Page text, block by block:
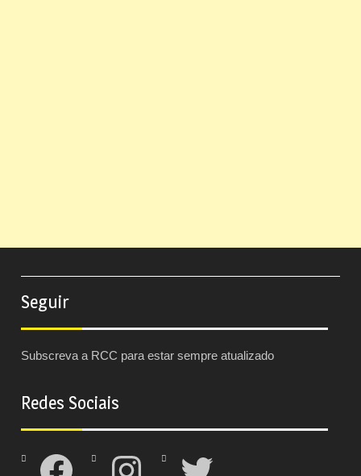
Seguir
Subscreva a RCC para estar sempre atualizado
Redes Sociais
Facebook Instagram Twitter